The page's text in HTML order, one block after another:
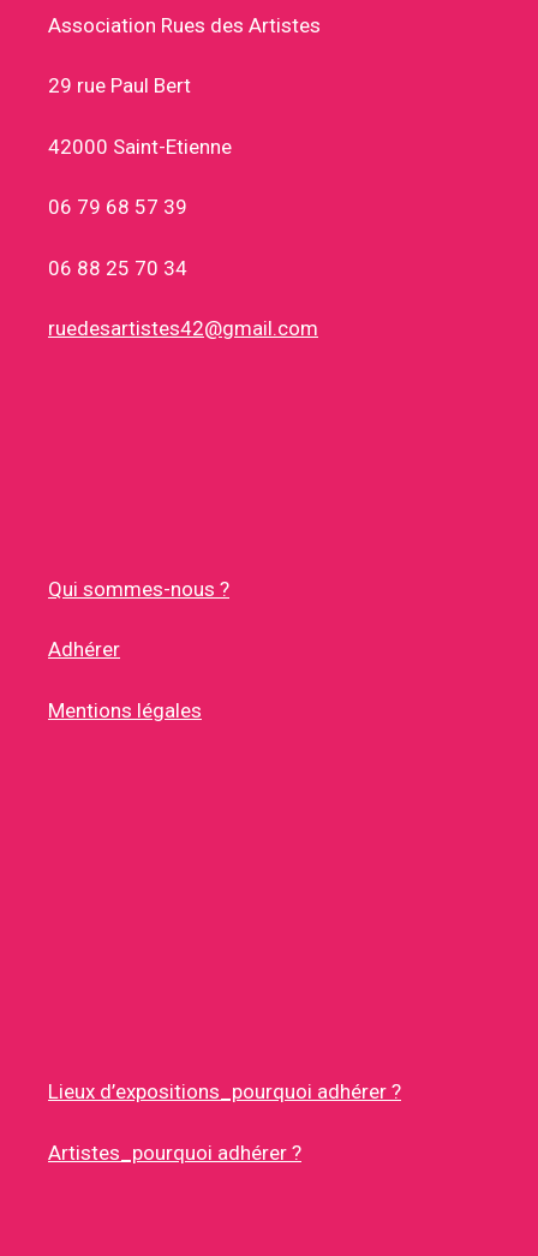
Association Rues des Artistes
29 rue Paul Bert
42000 Saint-Etienne
06 79 68 57 39
06 88 25 70 34
ruedesartistes42@gmail.com
Qui sommes-nous ?
Adhérer
Mentions légales
Lieux d’expositions_pourquoi adhérer ?
Artistes_pourquoi adhérer ?